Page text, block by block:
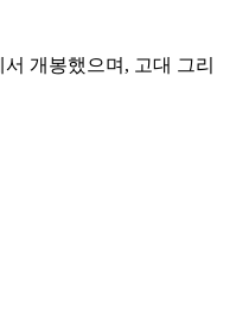
개봉했으며, 고대 그리